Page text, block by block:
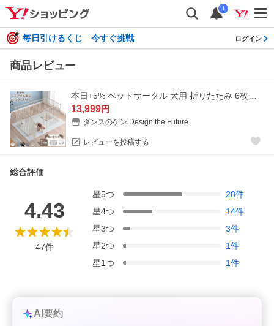
i
毎日引けるくじ 今すぐ挑戦 ログイン
商品レビュー
13,999円
タンスのゲン Design the Future
レビューを投稿する
総合評価
4.43
47件
星5つ 28件
星4つ 14件
星3つ 3件
星2つ 1件
星1つ 1件
AI要約